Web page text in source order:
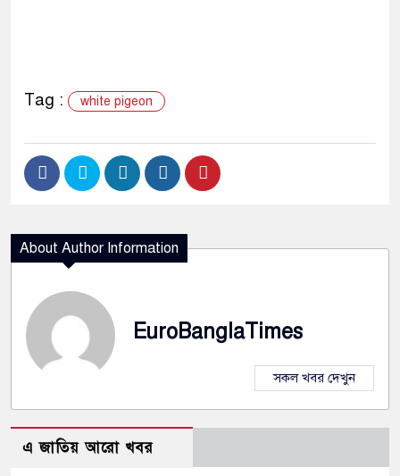
Tag : white pigeon
About Author Information
EuroBanglaTimes
সকল খবর দেখুন
এ জাতিয় আরো খবর